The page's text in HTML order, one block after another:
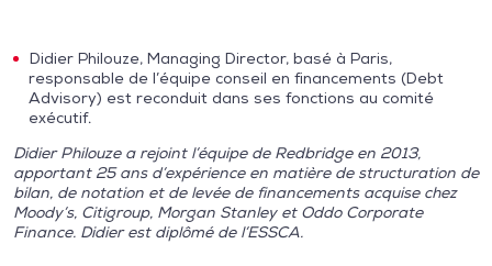
Didier Philouze, Managing Director, basé à Paris,
responsable de l’équipe conseil en financements (Debt
Advisory) est reconduit dans ses fonctions au comité
exécutif.
Didier Philouze a rejoint l’équipe de Redbridge en 2013,
apportant 25 ans d’expérience en matière de structuration de
bilan, de notation et de levée de financements acquise chez
Moody’s, Citigroup, Morgan Stanley et Oddo Corporate
Finance. Didier est diplômé de l’ESSCA.